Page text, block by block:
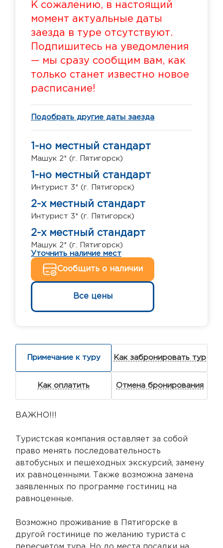
К сожалению, в настоящий
момент актуальные даты
заезда в туре отсутствуют.
Подпишитесь на уведомления
— мы сразу сообщим вам, как
только станет известно новое
расписание!
Подобрать другие даты заезда
1-но местный стандарт
Машук 2* (г. Пятигорск)
1-но местный стандарт
Интурист 3* (г. Пятигорск)
2-х местный стандарт
Интурист 3* (г. Пятигорск)
2-х местный стандарт
Машук 2* (г. Пятигорск)
Уточнить наличие мест
Сообщить о наличии
Все цены
Примечание к туру Как забронировать тур
Как оплатить Отмена бронирования
ВАЖНО!!!
Туристская компания оставляет за собой
право менять последовательность
автобусных и пешеходных экскурсий, замену
их равноценными. Также возможна замена
заявленных по программе гостиниц на
равноценные.
Возможно проживание в Пятигорске в
другой гостинице по желанию туриста с